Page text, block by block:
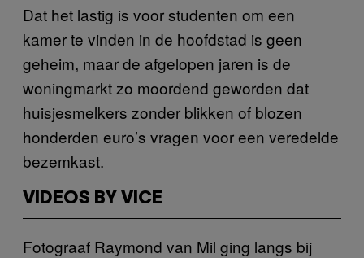
Dat het lastig is voor studenten om een
kamer te vinden in de hoofdstad is geen
geheim, maar de afgelopen jaren is de
woningmarkt zo moordend geworden dat
huisjesmelkers zonder blikken of blozen
honderden euro’s vragen voor een veredelde
bezemkast.
VIDEOS BY VICE
Fotograaf Raymond van Mil ging langs bij